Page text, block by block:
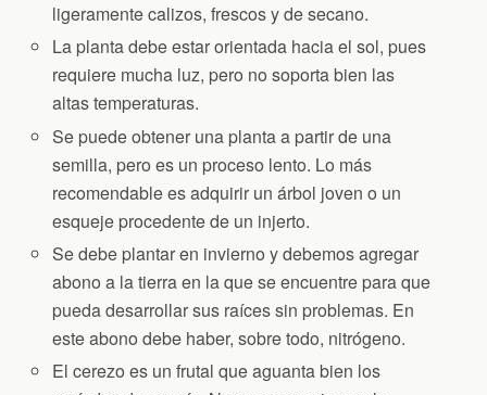
ligeramente calizos, frescos y de secano.
La planta debe estar orientada hacia el sol, pues
requiere mucha luz, pero no soporta bien las
altas temperaturas.
Se puede obtener una planta a partir de una
semilla, pero es un proceso lento. Lo más
recomendable es adquirir un árbol joven o un
esqueje procedente de un injerto.
Se debe plantar en invierno y debemos agregar
abono a la tierra en la que se encuentre para que
pueda desarrollar sus raíces sin problemas. En
este abono debe haber, sobre todo, nitrógeno.
El cerezo es un frutal que aguanta bien los